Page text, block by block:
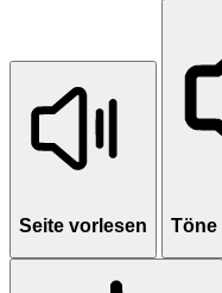
Seite vorlesen Töne